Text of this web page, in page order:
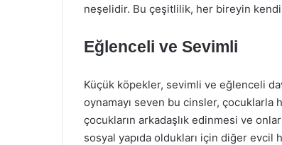
neşelidir. Bu çeşitlilik, her bireyin kendi
Eğlenceli ve Sevimli
Küçük köpekler, sevimli ve eğlenceli
oynamayı seven bu cinsler, çocuklarla
çocukların arkadaşlık edinmesi ve
sosyal yapıda oldukları için diğer evcil